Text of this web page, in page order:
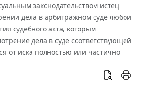
законодательством истец
дела в арбитражном суде любой
судебного акта, которым
дела в суде соответствующей
от иска полностью или частично